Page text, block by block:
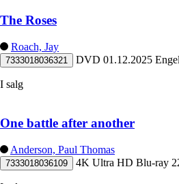
The Roses
Roach, Jay
7333018036321 DVD 01.12.2025
I salg
One battle after another
Anderson, Paul Thomas
7333018036109 4K Ultra HD Blu-ray